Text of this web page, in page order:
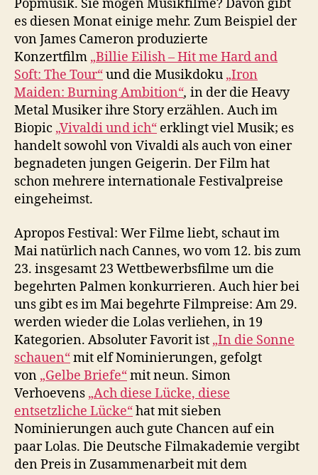
Popmusik. Sie mögen Musikfilme? Davon gibt
es diesen Monat einige mehr. Zum Beispiel der
von James Cameron produzierte
Konzertfilm „Billie Eilish – Hit me Hard and
Soft: The Tour“und die Musikdoku „Iron
Maiden: Burning Ambition“, in der die Heavy
Metal Musiker ihre Story erzählen. Auch im
Biopic „Vivaldi und ich“ erklingt viel Musik; es
handelt sowohl von Vivaldi als auch von einer
begnadeten jungen Geigerin. Der Film hat
schon mehrere internationale Festivalpreise
eingeheimst.
Apropos Festival: Wer Filme liebt, schaut im
Mai natürlich nach Cannes, wo vom 12. bis zum
23. insgesamt 23 Wettbewerbsfilme um die
begehrten Palmen konkurrieren. Auch hier bei
uns gibt es im Mai begehrte Filmpreise: Am 29.
werden wieder die Lolas verliehen, in 19
Kategorien. Absoluter Favorit ist „In die Sonne
schauen“mit elf Nominierungen, gefolgt
von „Gelbe Briefe“mit neun. Simon
Verhoevens „Ach diese Lücke, diese
entsetzliche Lücke“hat mit sieben
Nominierungen auch gute Chancen auf ein
paar Lolas. Die Deutsche Filmakademie vergibt
den Preis in Zusammenarbeit mit dem